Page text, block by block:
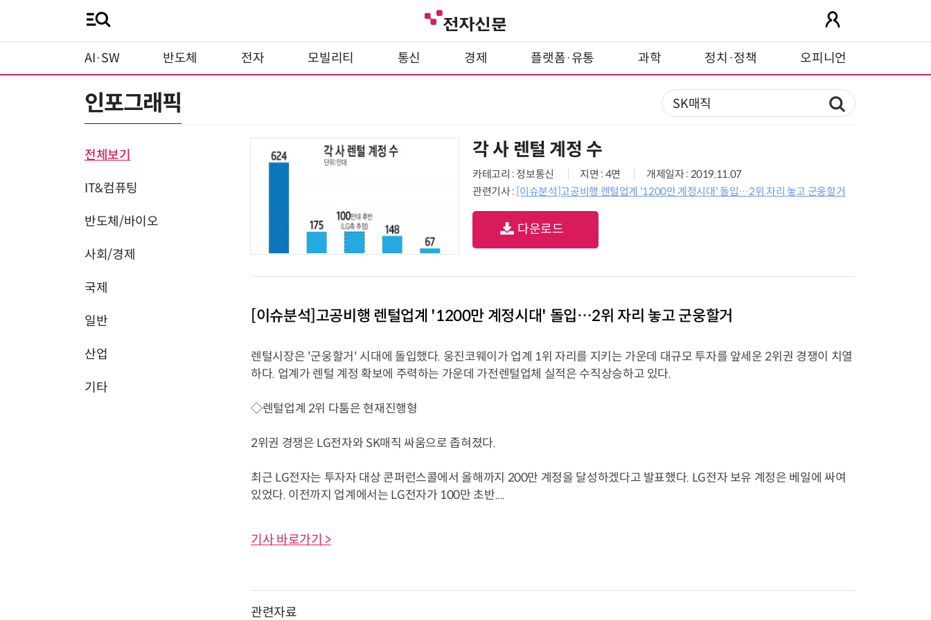
AI·SW 반도체 전자 모빌리티 통신 경제 플랫폼·유통 과학 정치·정책 오피니언
인포그래픽
전체보기
IT&컴퓨팅
반도체/바이오
사회/경제
국제
일반
산업
기타
각 사 렌털 계정 수
카테고리 : 정보통신 지면 : 4면
개제일자 : 2019.11.07
관련기사 : [이슈분석]고공비행 렌털업계 '1200만 계정시대' 돌입…2위 자리 놓고 군웅할거
다운로드
[이슈분석]고공비행 렌털업계 '1200만 계정시대' 돌입…2위 자리 놓고 군웅할거
렌털시장은 '군웅할거' 시대에 돌입했다. 웅진코웨이가 업계 1위 자리를 지키는 가운데 대규모 투자를 앞세운 2위권 경쟁이 치열
하다. 업계가 렌털 계정 확보에 주력하는 가운데 가전렌털업체 실적은 수직상승하고 있다.
◇렌털업계 2위 다툼은 현재진행형
2위권 경쟁은 LG전자와 SK매직 싸움으로 좁혀졌다.
최근 LG전자는 투자자 대상 콘퍼런스콜에서 올해까지 200만 계정을 달성하겠다고 발표했다. LG전자 보유 계정은 베일에 싸여
있었다. 이전까지 업계에서는 LG전자가 100만 초반....
기사 바로가기 >
관련자료